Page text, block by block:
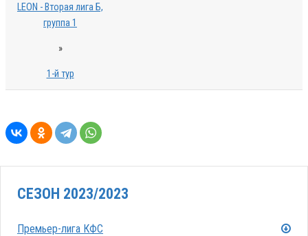
LEON - Вторая лига Б,
группа 1
»
1-й тур
СЕЗОН 2023/2023
Премьер-лига КФС